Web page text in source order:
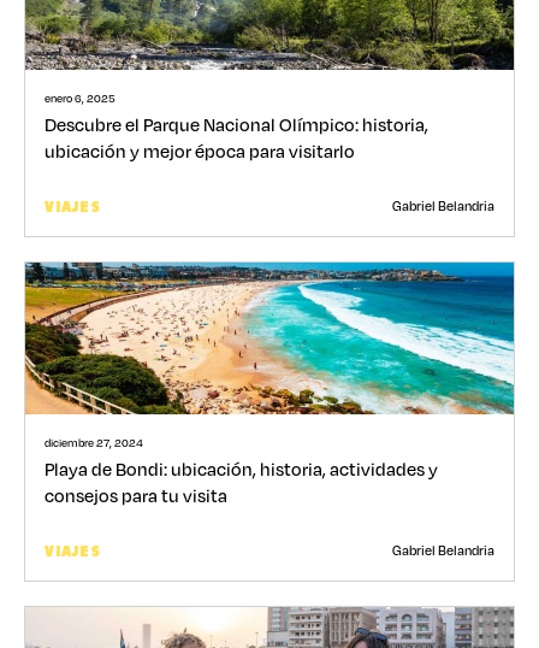
enero 6, 2025
Descubre el Parque Nacional Olímpico: historia,
ubicación y mejor época para visitarlo
VIAJES Gabriel Belandria
diciembre 27, 2024
Playa de Bondi: ubicación, historia, actividades y
consejos para tu visita
VIAJES Gabriel Belandria